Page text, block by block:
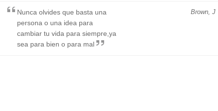
Brown, J
Nunca olvides que basta una
persona o una idea para
cambiar tu vida para siempre,ya
sea para bien o para mal